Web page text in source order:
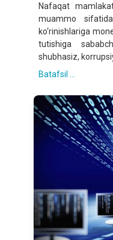
Nafaqat
muammo
ko‘rinishlariga
tutishiga
shubhasiz,
Batafsil ...